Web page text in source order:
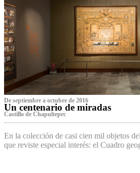
De septiembre a octubre de 2016
Un centenario de miradas
Castillo de Chapultepec
En la colección de casi cien mil objetos
que reviste especial interés: el Cuadro